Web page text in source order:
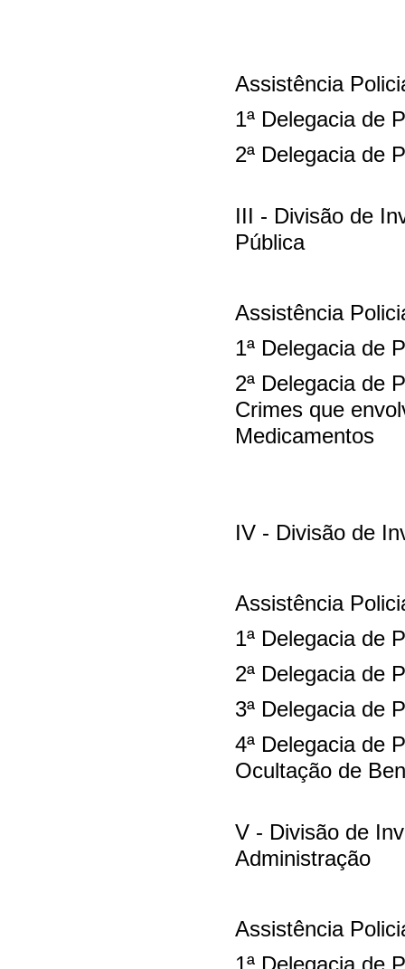
Assistência
1ª Delegacia de
2ª Delegacia de
III - Divisão de
Pública
Assistência
1ª Delegacia de
2ª Delegacia de
Crimes que
Medicamentos
IV - Divisão de
Assistência
1ª Delegacia de
2ª Delegacia de
3ª Delegacia de
4ª Delegacia de
Ocultação de
V - Divisão de
Administração
Assistência
1ª Delegacia de